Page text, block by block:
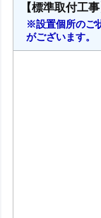
【標準取付工事
※設置個所のご
がございます。